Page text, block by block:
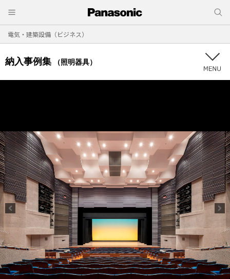
電気・建築設備（ビジネス）
納入事例集 （照明器具）